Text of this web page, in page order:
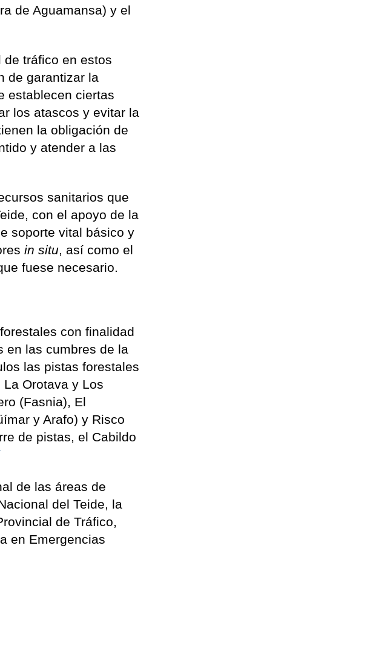
de Aguamansa) y el
tráfico en estos
de garantizar la
establecen ciertas
los atascos y evitar la
la obligación de
y atender a las
sanitarios que
con el apoyo de la
soporte vital básico y
in situ, así como el
fuese necesario.
con finalidad
en las cumbres de la
las pistas forestales
Orotava y Los
(Fasnia), El
y Arafo) y Risco
de pistas, el Cabildo
de las áreas de
del Teide, la
de Tráfico,
en Emergencias